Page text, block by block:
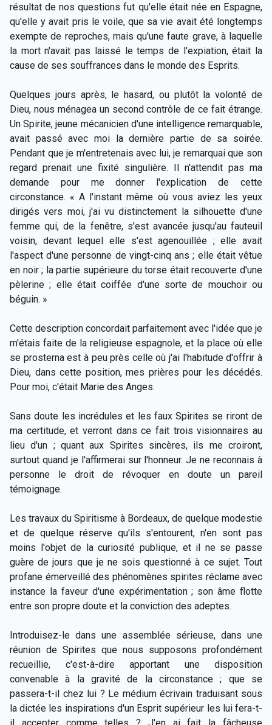
résultat de nos questions fut qu'elle était née en Espagne,
qu'elle y avait pris le voile, que sa vie avait été longtemps
exempte de reproches, mais qu'une faute grave, à laquelle
la mort n'avait pas laissé le temps de l'expiation, était la
cause de ses souffrances dans le monde des Esprits.
Quelques jours après, le hasard, ou plutôt la volonté de
Dieu, nous ménagea un second contrôle de ce fait étrange.
Un Spirite, jeune mécanicien d'une intelligence remarquable,
avait passé avec moi la dernière partie de sa soirée.
Pendant que je m'entretenais avec lui, je remarquai que son
regard prenait une fixité singulière. Il n'attendit pas ma
demande pour me donner l'explication de cette
circonstance. « A l'instant même où vous aviez les yeux
dirigés vers moi, j'ai vu distinctement la silhouette d'une
femme qui, de la fenêtre, s'est avancée jusqu'au fauteuil
voisin, devant lequel elle s'est agenouillée ; elle avait
l'aspect d'une personne de vingt-cinq ans ; elle était vêtue
en noir ; la partie supérieure du torse était recouverte d'une
pèlerine ; elle était coiffée d'une sorte de mouchoir ou
béguin. »
Cette description concordait parfaitement avec l'idée que je
m'étais faite de la religieuse espagnole, et la place où elle
se prosterna est à peu près celle où j'ai l'habitude d'offrir à
Dieu, dans cette position, mes prières pour les décédés.
Pour moi, c'était Marie des Anges.
Sans doute les incrédules et les faux Spirites se riront de
ma certitude, et verront dans ce fait trois visionnaires au
lieu d'un ; quant aux Spirites sincères, ils me croiront,
surtout quand je l'affirmerai sur l'honneur. Je ne reconnais à
personne le droit de révoquer en doute un pareil
témoignage.
Les travaux du Spiritisme à Bordeaux, de quelque modestie
et de quelque réserve qu'ils s'entourent, n'en sont pas
moins l'objet de la curiosité publique, et il ne se passe
guère de jours que je ne sois questionné à ce sujet. Tout
profane émerveillé des phénomènes spirites réclame avec
instance la faveur d'une expérimentation ; son âme flotte
entre son propre doute et la conviction des adeptes.
Introduisez-le dans une assemblée sérieuse, dans une
réunion de Spirites que nous supposons profondément
recueillie, c'est-à-dire apportant une disposition
convenable à la gravité de la circonstance ; que se
passera-t-il chez lui ? Le médium écrivain traduisant sous
la dictée les inspirations d'un Esprit supérieur les lui fera-t-